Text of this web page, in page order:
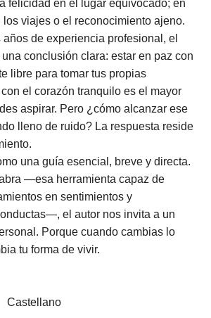
felicidad en el lugar equivocado; en
viajes o el reconocimiento ajeno.
años de experiencia profesional, el
conclusión clara: estar en paz con
libre para tomar tus propias
el corazón tranquilo es el mayor
aspirar. Pero ¿cómo alcanzar ese
lleno de ruido? La respuesta reside
una guía esencial, breve y directa.
—esa herramienta capaz de
en sentimientos y
el autor nos invita a un
Porque cuando cambias lo
tu forma de vivir.
Castellano